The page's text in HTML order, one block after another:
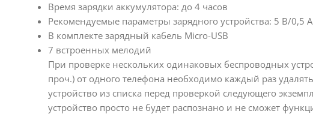
Время зарядки аккумулятора: до 4 часов
Рекомендуемые параметры зарядного устройства: 5 В/0,5
В комплекте зарядный кабель Micro-USB
7 встроенных мелодий
При проверке нескольких одинаковых беспроводных
проч.) от одного телефона необходимо каждый раз
устройство из списка перед проверкой следующего
устройство просто не будет распознано и не сможет